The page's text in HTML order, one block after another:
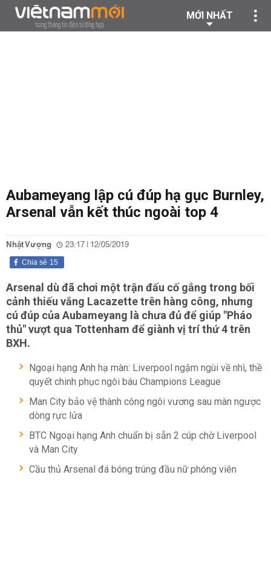
MỚI NHẤT
Aubameyang lập cú đúp hạ gục Burnley,
Arsenal vẫn kết thúc ngoài top 4
Nhật Vượng 23:17 | 12/05/2019
15
Chia sẻ
Arsenal dù đã chơi một trận đấu cố gắng trong bối
cảnh thiếu vắng Lacazette trên hàng công, nhưng
cú đúp của Aubameyang là chưa đủ để giúp "Pháo
thủ" vượt qua Tottenham để giành vị trí thứ 4 trên
BXH.
Ngoại hạng Anh hạ màn: Liverpool ngậm ngùi về nhì, thề
quyết chinh phục ngôi báu Champions League
Man City bảo vệ thành công ngôi vương sau màn ngược
dòng rực lửa
BTC Ngoại hạng Anh chuẩn bị sẵn 2 cúp chờ Liverpool
và Man City
Cầu thủ Arsenal đá bóng trúng đầu nữ phóng viên